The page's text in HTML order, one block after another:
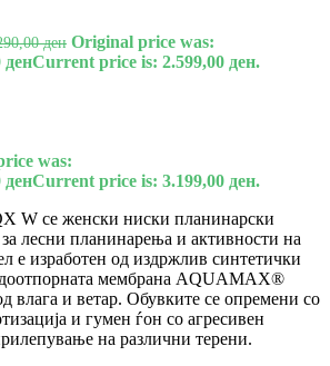
ден Original price was:
денCurrent price is: 2.599,00 ден.
was:
денCurrent price is: 3.199,00 ден.
W се женски ниски планинарски
лесни планинарења и активности на
е изработен од издржлив синтетички
мембрана AQUAMAX®
влага и ветар. Обувките се опремени со
и гумен ѓон со агресивен
на различни терени.